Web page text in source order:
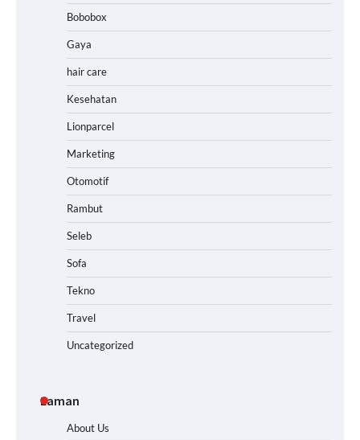
Bobobox
Gaya
hair care
Kesehatan
Lionparcel
Marketing
Otomotif
Rambut
Seleb
Sofa
Tekno
Travel
Uncategorized
Laman
About Us